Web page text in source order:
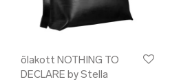
õlakott NOTHING TO
DECLARE by Stella